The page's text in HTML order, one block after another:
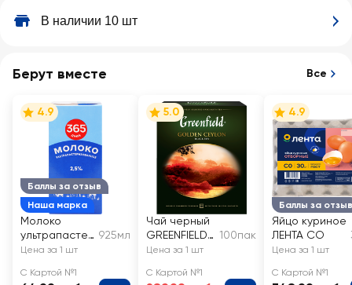
В наличии 10 шт
Берут вместе Все
Баллы за отзыв
Наша марка
4.9
Молоко
ультрапастер
изованное
2,5%, без змж
925мл
Цена за 1 шт
С Картой №1
5.0
Чай черный
GREENFIELD
Golden
Цейлонский
100пак
Цена за 1 шт
С Картой №1
Баллы за отзыв
4.9
Яйцо куриное
ЛЕНТА СО
Цена за 1 шт
С Картой №1